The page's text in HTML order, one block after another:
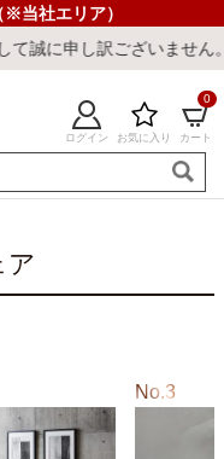
当社エリア）
ログイン お気に入り カート
0
員登録
歴
ア